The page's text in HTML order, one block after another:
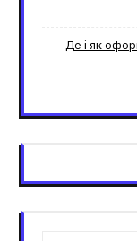
Де і як